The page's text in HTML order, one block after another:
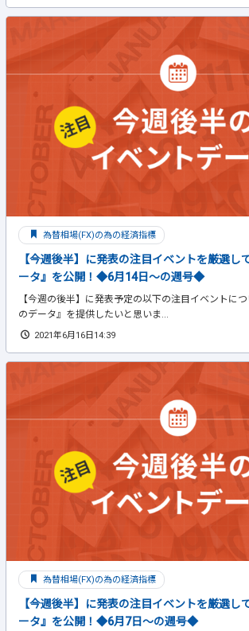
為替相場(FX)の為の経済指標
【今週後半】に発表の注目イベントを厳選し
ータ』を公開！◆6月14日～の週号◆
【今週の後半】に発表予定の以下の注目イベントに
のデータ』を提供したいと思いま...
2021年6月16日14:39
為替相場(FX)の為の経済指標
【今週後半】に発表の注目イベントを厳選し
ータ』を公開！◆6月7日～の週号◆